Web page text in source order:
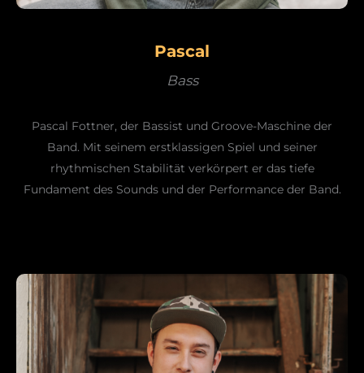
Pascal
Bass
Pascal Fottner, der Bassist und Groove-Maschine der
Band. Mit seinem erstklassigen Spiel und seiner
rhythmischen Stabilität verkörpert er das tiefe
Fundament des Sounds und der Performance der Band.